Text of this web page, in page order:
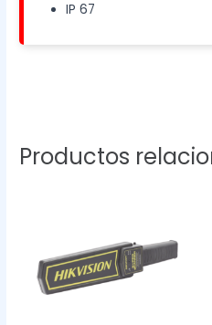
IP 67
Productos